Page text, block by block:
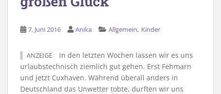
7. Juni 2016 Anika Allgemein, Kinder
ANZEIGE
In den letzten Wochen lassen wir es uns
urlaubstechnisch ziemlich gut gehen. Erst Fehmarn
und jetzt Cuxhaven. Während überall anders in
Deutschland das Unwetter tobte, durften wir uns